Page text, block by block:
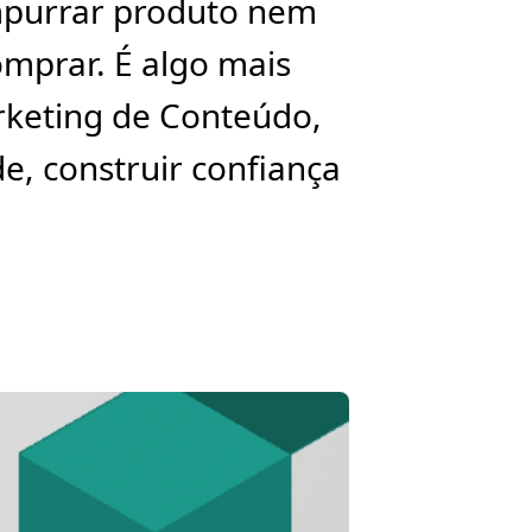
produto nem
É algo mais
de Conteúdo,
construir confiança